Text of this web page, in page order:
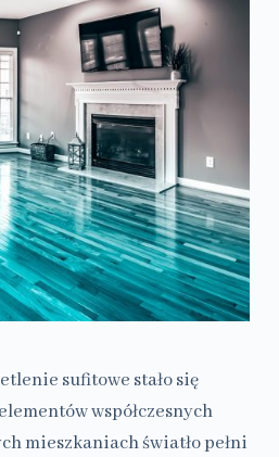
sufitowe stało się
współczesnych
mieszkaniach światło pełni